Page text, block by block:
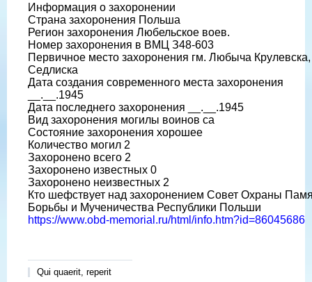
Информация о захоронении
Страна захоронения Польша
Регион захоронения Любельское воев.
Номер захоронения в ВМЦ З48-603
Первичное место захоронения гм. Любыча
Седлиска
Дата создания современного места захоронения
__.__.1945
Дата последнего захоронения __.__.1945
Вид захоронения могилы воинов са
Состояние захоронения хорошее
Количество могил 2
Захоронено всего 2
Захоронено известных 0
Захоронено неизвестных 2
Кто шефствует над захоронением Совет Охраны
Борьбы и Мученичества Республики Польши
https://www.obd-memorial.ru/html/info.htm?id=86045686
Qui quaerit, reperit